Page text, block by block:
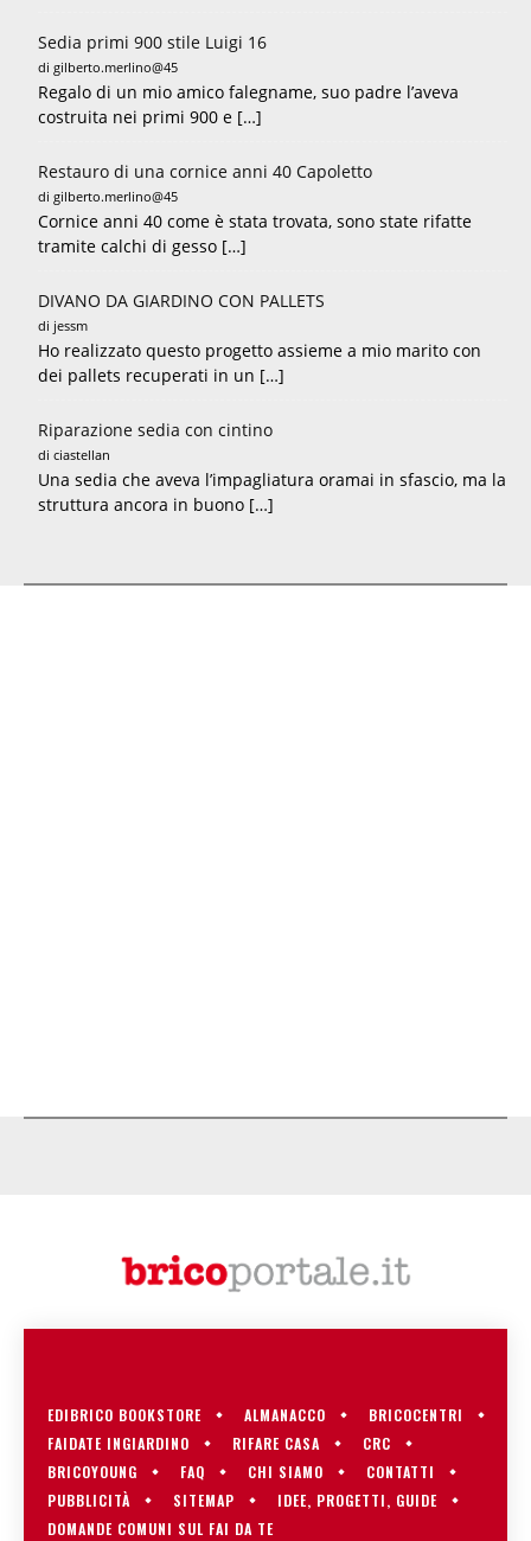
Sedia primi 900 stile Luigi 16
di gilberto.merlino@45
Regalo di un mio amico falegname, suo padre l’aveva
costruita nei primi 900 e […]
Restauro di una cornice anni 40 Capoletto
di gilberto.merlino@45
Cornice anni 40 come è stata trovata, sono state rifatte
tramite calchi di gesso […]
DIVANO DA GIARDINO CON PALLETS
di jessm
Ho realizzato questo progetto assieme a mio marito con
dei pallets recuperati in un […]
Riparazione sedia con cintino
di ciastellan
Una sedia che aveva l’impagliatura oramai in sfascio, ma la
struttura ancora in buono […]
EDIBRICO BOOKSTORE ALMANACCO
BRICOCENTRI
FAIDATE INGIARDINO
RIFARE CASA
CRC
BRICOYOUNG
FAQ CHI SIAMO
CONTATTI
PUBBLICITÀ
SITEMAP
IDEE, PROGETTI, GUIDE
DOMANDE COMUNI SUL FAI DA TE